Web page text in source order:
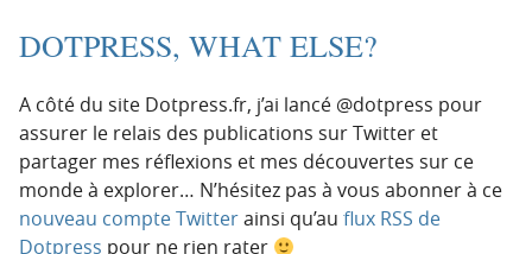
DOTPRESS, WHAT ELSE?
A côté du site Dotpress.fr, j’ai lancé @dotpress pour
assurer le relais des publications sur Twitter et
partager mes réflexions et mes découvertes sur ce
monde à explorer… N’hésitez pas à vous abonner à ce
nouveau compte Twitterainsi qu’au flux RSS de
Dotpress pour ne rien rater